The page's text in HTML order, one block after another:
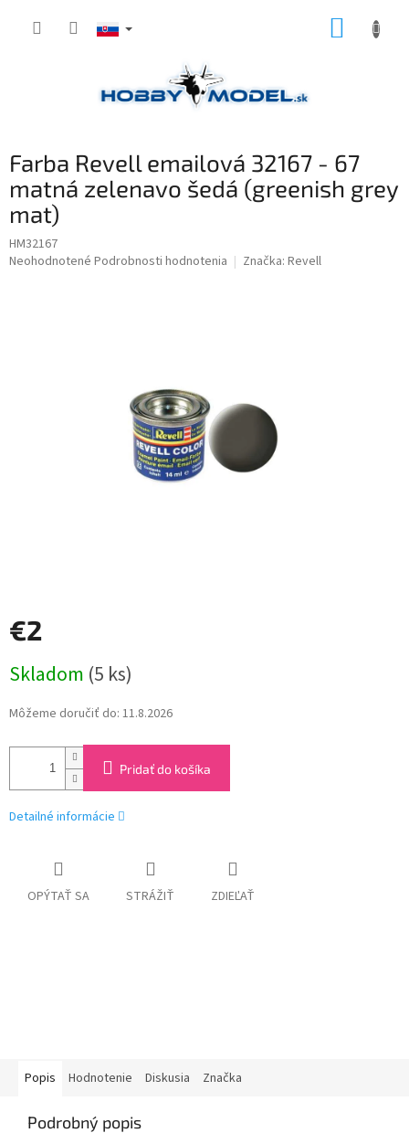
Farba Revell emailová 32167 - 67
matná zelenavo šedá (greenish grey
mat)
HM32167
Priemerné
Neohodnotené Podrobnosti hodnotenia Značka: Revell
€2
cena:
Skladom (5 ks)
Môžeme doručiť do: 11.8.2026
Pridať do košíka
Detailné informácie
OPÝTAŤ SA STRÁŽIŤ ZDIEĽAŤ
Popis Hodnotenie Diskusia Značka
Podrobný popis